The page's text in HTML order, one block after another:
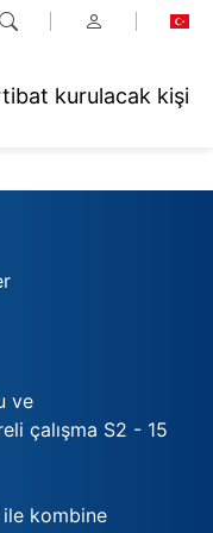
kurulacak kişi
ve
çalışma S2 - 15
kombine